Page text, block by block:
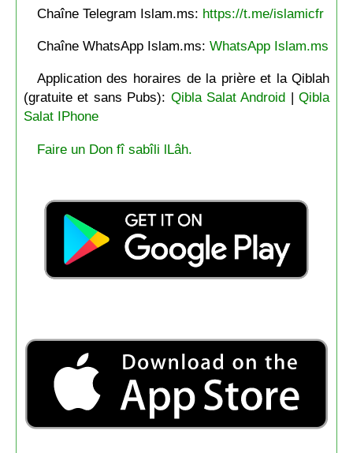
Chaîne Telegram Islam.ms: https://t.me/islamicfr
Chaîne WhatsApp Islam.ms: WhatsApp Islam.ms
Application des horaires de la prière et la Qiblah
(gratuite et sans Pubs): Qibla Salat Android |Qibla
Salat IPhone
Faire un Don fî sabîli lLâh.